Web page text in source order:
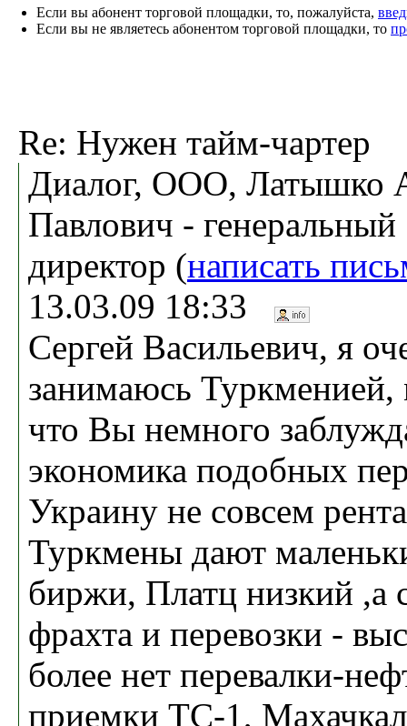
Если вы абонент торговой площадки, то, пожалуйста,
Если вы не являетесь абонентом торговой площадки, то
Re: Нужен тайм-чартер
Диалог, ООО, Латышко
Павлович - генеральный
директор (написать
13.03.09 18:33
Сергей Васильевич, я
занимаюсь Туркменией,
что Вы немного
экономика подобных
Украину не совсем
Туркмены дают
биржи, Платц низкий ,а
фрахта и перевозки -
более нет перевалки-
приемки ТС-1,